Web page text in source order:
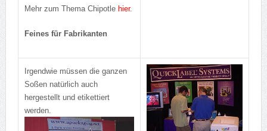
Mehr zum Thema Chipotle hier.
Feines für Fabrikanten
Irgendwie müssen die ganzen
Soßen natürlich auch
hergestellt und etikettiert
werden.